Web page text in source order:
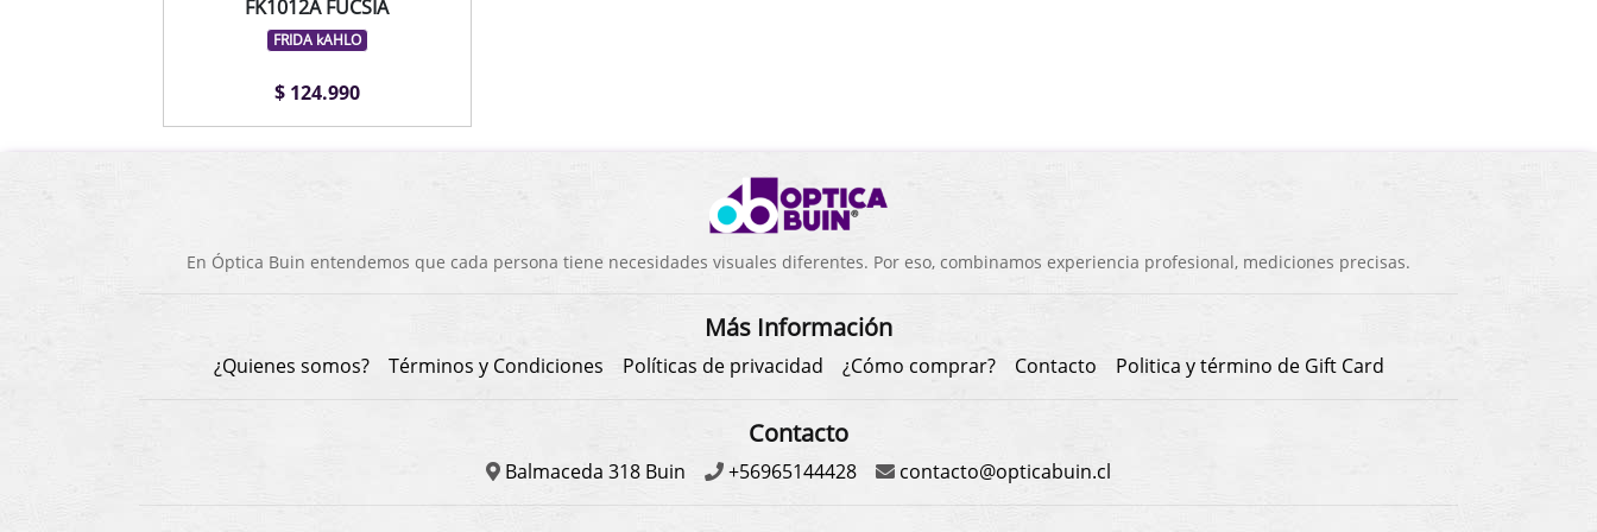
FK1012A FUCSIA
FRIDA kAHLO
$ 124.990
En Óptica Buin entendemos que cada persona tiene necesidades visuales diferentes. Por eso, combinamos experiencia profesional, mediciones precisas.
Más Información
¿Quienes somos? Términos y Condiciones Políticas de privacidad ¿Cómo comprar? Contacto Politica y término de Gift Card
Contacto
Balmaceda 318 Buin +56965144428 contacto@opticabuin.cl